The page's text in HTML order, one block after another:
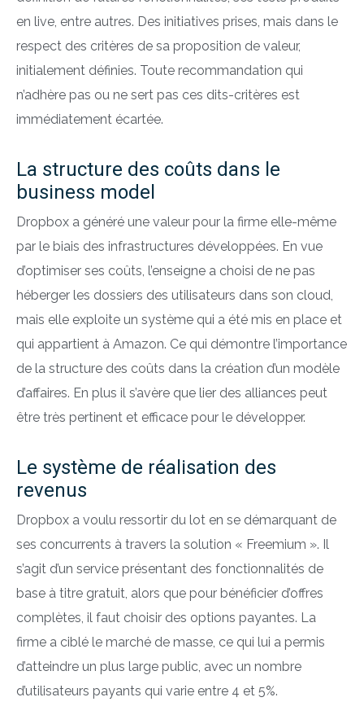
en live, entre autres. Des initiatives prises, mais dans le
respect des critères de sa proposition de valeur,
initialement définies. Toute recommandation qui
n’adhère pas ou ne sert pas ces dits-critères est
immédiatement écartée.
La structure des coûts dans le
business model
Dropbox a généré une valeur pour la firme elle-même
par le biais des infrastructures développées. En vue
d’optimiser ses coûts, l’enseigne a choisi de ne pas
héberger les dossiers des utilisateurs dans son cloud,
mais elle exploite un système qui a été mis en place et
qui appartient à Amazon. Ce qui démontre l’importance
de la structure des coûts dans la création d’un modèle
d’affaires. En plus il s’avère que lier des alliances peut
être très pertinent et efficace pour le développer.
Le système de réalisation des
revenus
Dropbox a voulu ressortir du lot en se démarquant de
ses concurrents à travers la solution « Freemium ». Il
s’agit d’un service présentant des fonctionnalités de
base à titre gratuit, alors que pour bénéficier d’offres
complètes, il faut choisir des options payantes. La
firme a ciblé le marché de masse, ce qui lui a permis
d’atteindre un plus large public, avec un nombre
d’utilisateurs payants qui varie entre 4 et 5%.